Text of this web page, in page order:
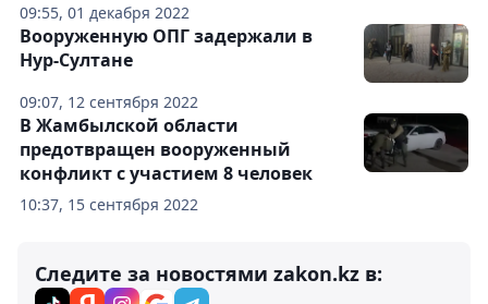
09:55, 01 декабря 2022
09:07, 12 сентября 2022
Вооруженную ОПГ задержали в
Нур-Султане
10:37, 15 сентября 2022
В Жамбылской области
предотвращен вооруженный
конфликт с участием 8 человек
Следите за новостями zakon.kz в: